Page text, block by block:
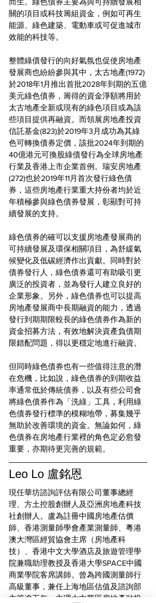
而生。綠色債券主要為與可持續發展相
關的項目或科技籌組資金，例如可再生
能源、綠色建築、電動車或可促進城市
效能的科技等。
整體綠債發行的向好氣氛也促使房地產
發展商也紛紛參與其中，太古地產(1972)
於2018年1月推出首批2028年到期的五億
美元綠色債券，籌得的資金淨額將用於
太古地產全新或現有的綠色項目或為該
些項目提供再融資。而領展房地產投資
信託基金(823)於2019年3月成功為其綠
色可轉換債券定價，該批2024年到期的
40億港元可換股綠債發行為全球房地產
行業及香港上市企業首例。瑞安房地產
(272)也於2019年11月首次發行綠色債
券，這些房地產行業重大持份者均於近
年積極參與綠色債券發展，彰顯對可持
續發展的支持。
綠色債券的確可以支援房地產發展商的
可持續發展及環保相關項目，為舒緩氣
候變化及低碳經濟作出貢獻。同時對於
債券發行人，綠色債券還可有助吸引更
廣泛的投資者，並為發行人建立良好的
企業形象。另外，綠色債券也可以提高
房地產發展商中長期融資的能力，透過
發行到期期限較長的綠色債券作為新的
資金招募方法，有效地解決資產負債期
限錯配問題，得以更穩定地進行融資。
但同時綠色債券也有一些值得注意的潛
在危機，比如說，綠色債券的到期收益
率通常低於傳統債券，以及有些公司會
將綠色債券作為「洗綠」工具，利用綠
色債券發行標準的模糊地帶，募集幾乎
無助於改善環境的資金。無論如何，綠
色債券在房地產行業裡的角色定必愈發
重要，亦期待更完善的規範。
Leo Lo 盧銘恩
現任華坊諮詢評估有限公司董事總經
理、方土控股創辦人及亞洲房地產科技
社創辦人。盧為註冊中國房地產估價
師、香港測量師學會產業測量師、粵港
澳​​大灣區經貿協會主席（房地產科
技）、香港中文大學酒店及旅遊管理學
院兼職助理教授及香港大學SPACE中國
商業學院客席講師。曾為跨國測量師行
高級董事，兼任上海地區估值及諮詢部
主管逾五年，主理大中華區房地產融投